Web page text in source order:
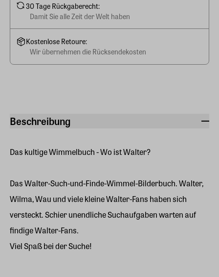
Beschreibung
Das kultige Wimmelbuch - Wo ist Walter?
Das Walter-Such-und-Finde-Wimmel-Bilderbuch. Walter,
Wilma, Wau und viele kleine Walter-Fans haben sich
versteckt. Schier unendliche Suchaufgaben warten auf
findige Walter-Fans.
Viel Spaß bei der Suche!
30 Tage Rückgaberecht:
Damit Sie alle Zeit der Welt haben
Kostenlose Retoure:
Wir übernehmen die Rücksendekosten